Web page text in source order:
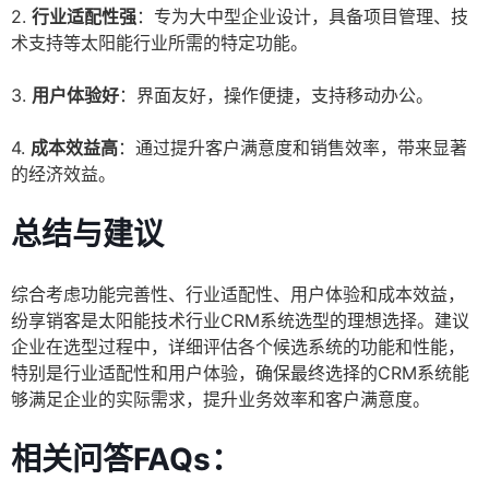
2. 行业适配性强：专为大中型企业设计，具备项目管理、技
术支持等太阳能行业所需的特定功能。
3. 用户体验好：界面友好，操作便捷，支持移动办公。
4. 成本效益高：通过提升客户满意度和销售效率，带来显著
的经济效益。
总结与建议
综合考虑功能完善性、行业适配性、用户体验和成本效益，
纷享销客是太阳能技术行业CRM系统选型的理想选择。建议
企业在选型过程中，详细评估各个候选系统的功能和性能，
特别是行业适配性和用户体验，确保最终选择的CRM系统能
够满足企业的实际需求，提升业务效率和客户满意度。
相关问答FAQs：